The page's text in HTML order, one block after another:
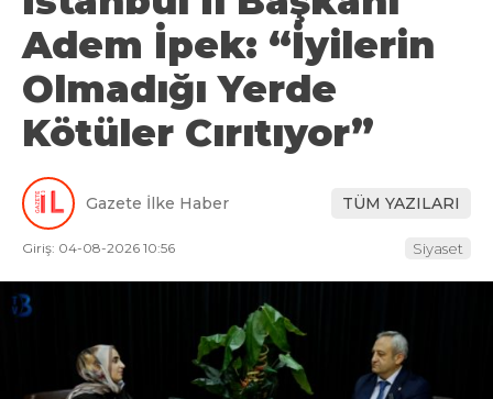
Adem İpek: “İyilerin
Olmadığı Yerde
Kötüler Cırıtıyor”
Gazete İlke Haber TÜM YAZILARI
Giriş: 04-08-2026 10:56 Siyaset